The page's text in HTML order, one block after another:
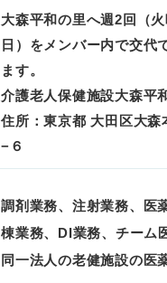
大森平和の里へ週2回（
日）をメンバー内で交代
ます。
介護老人保健施設大森平
住所：東京都 大田区大森
−６
調剤業務、注射業務、医
棟業務、DI業務、チーム
同一法人の老健施設の医